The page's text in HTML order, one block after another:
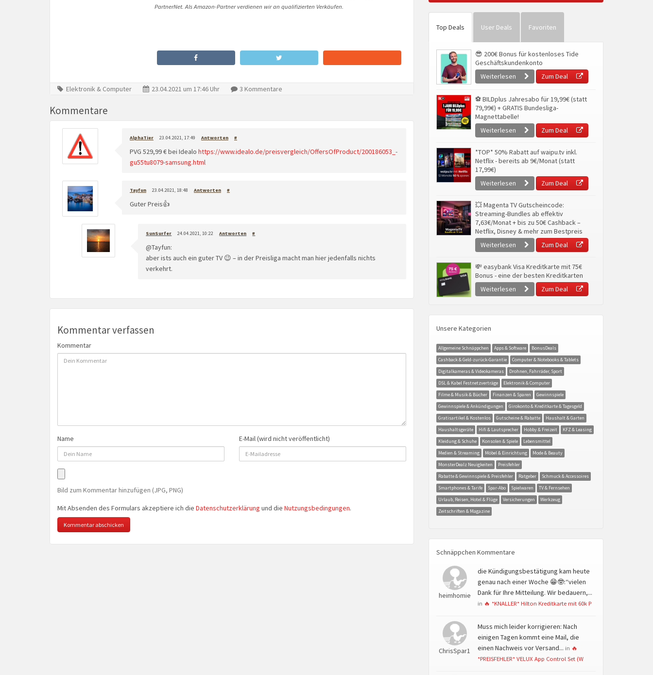
PartnerNet. Als Amazon-Partner verdienen wir an qualifizierten Verkäufen.
Elektronik & Computer 23.04.2021 um 17:46 Uhr 3 Kommentare
Kommentare
AlphaTier 23.04.2021, 17:49 Antworten #
PVG 529,99 € bei Idealo https://www.idealo.de/preisvergleich/OffersOfProduct/200186053_-
gu55tu8079-samsung.html
Tayfun 23.04.2021, 18:48 Antworten #
Guter Preis👍
SunSurfer 24.04.2021, 10:22 Antworten #
@Tayfun:
aber ists auch ein guter TV 😉 – in der Preisliga macht man hier jedenfalls nichts
verkehrt.
Kommentar verfassen
Kommentar
Name E-Mail (wird nicht veröffentlicht)
Bild zum Kommentar hinzufügen (JPG, PNG)
Mit Absenden des Formulars akzeptiere ich die Datenschutzerklärung und die Nutzungsbedingungen.
Top Deals User Deals Favoriten
😎 200€ Bonus für kostenloses Tide
Geschäftskundenkonto
Weiterlesen
Zum Deal
⚽ BILDplus Jahresabo für 19,99€ (statt
79,99€) + GRATIS Bundesliga-
Magnettabelle!
Weiterlesen
Zum Deal
*TOP* 50% Rabatt auf waipu.tv inkl.
Netflix - bereits ab 9€/Monat (statt
17,99€)
Weiterlesen
Zum Deal
💥 Magenta TV Gutscheincode:
Streaming-Bundles ab effektiv
7,63€/Monat + bis zu 50€ Cashback –
Netflix, Disney & mehr zum Bestpreis
Weiterlesen
Zum Deal
💸 easybank Visa Kreditkarte mit 75€
Bonus - eine der besten Kreditkarten
Weiterlesen
Zum Deal
Unsere Kategorien
Allgemeine Schnäppchen Apps & Software
BonusDeals
Cashback & Geld-zurück-Garantie
Computer & Notebooks & Tablets
Digitalkameras & Videokameras
Drohnen, Fahrräder, Sport
DSL & Kabel Festnetzverträge
Elektronik & Computer
Filme & Musik & Bücher
Finanzen & Sparen
Gewinnspiele
Gewinnspiele & Ankündigungen
Girokonto & Kreditkarte & Tagesgeld
Gratisartikel & Kostenlos
Gutscheine & Rabatte
Haushalt & Garten
Haushaltsgeräte
Hifi & Lautsprecher Hobby & Freizeit
KFZ & Leasing
Kleidung & Schuhe
Konsolen & Spiele
Lebensmittel
Medien & Streaming
Möbel & Einrichtung
Mode & Beauty
MonsterDealz Neuigkeiten
Preisfehler
Rabatte & Gewinnspiele & Preisfehler
Ratgeber
Schmuck & Accessoires
Smartphones & Tarife
Spar-Abo Spielwaren
TV & Fernsehen
Urlaub, Reisen, Hotel & Flüge
Versicherungen
Werkzeug
Zeitschriften & Magazine
Schnäppchen Kommentare
heimhomie
die Kündigungsbestätigung kam heute
genau nach einer Woche 😁🤓:“vielen
Dank für Ihre Mitteilung. Wir bedauern,...
in 🔥 *KNALLER* Hilton Kreditkarte mit 60k P
ChrisSpar1
Muss mich leider korrigieren: Nach
einigen Tagen kommt eine Mail, die
einen Nachweis vor Versand... in 🔥
*PREISFEHLER* VELUX App Control Set (W